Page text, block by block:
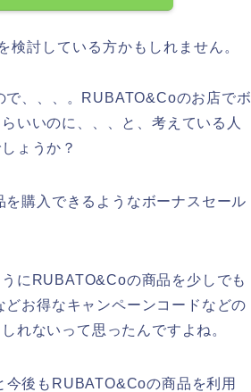
討している方かもしれません。
、、、。RUBATO&Coのお店でボ
いいのに、、、と、考えている人
ょうか？
購入できるようなボーナスセール
にRUBATO&Coの商品を少しでも
お得なキャンペーンコードなどの
れないって思ったんですよね。
後もRUBATO&Coの商品を利用